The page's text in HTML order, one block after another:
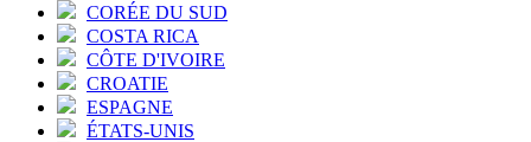
CORÉE DU SUD
COSTA RICA
CÔTE D'IVOIRE
CROATIE
ESPAGNE
ÉTATS-UNIS